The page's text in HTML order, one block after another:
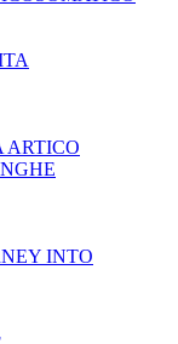
ARTICO
INTO